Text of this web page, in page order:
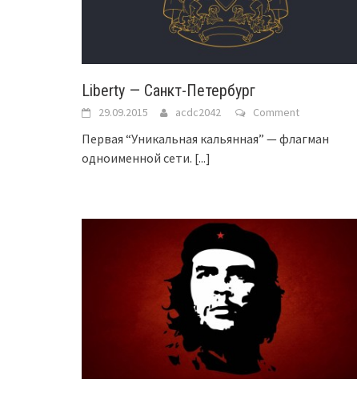
Liberty — Санкт-Петербург
29.09.2015 acdc2042 Comment
Первая “Уникальная кальянная” — флагман
одноименной сети. [...]